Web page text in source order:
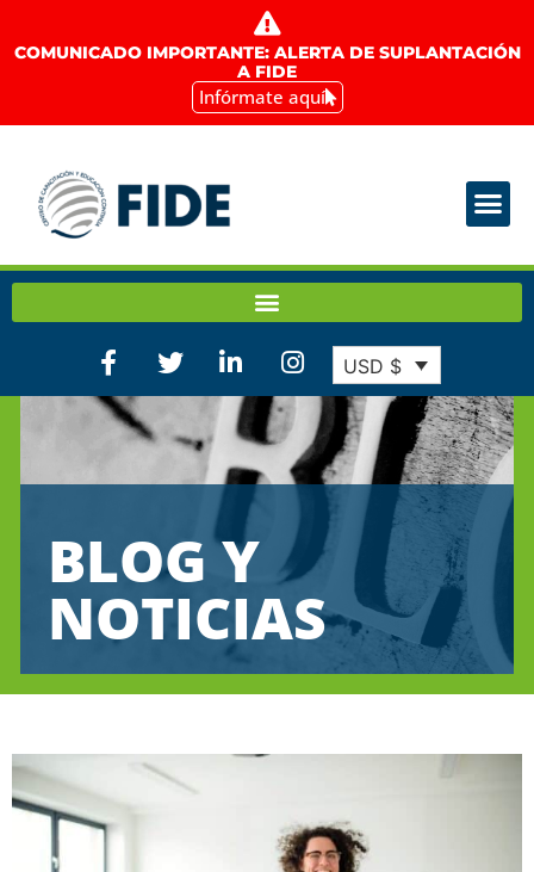
COMUNICADO IMPORTANTE: ALERTA DE SUPLANTACIÓN
A FIDE
Infórmate aquí
USD $
BLOG Y
NOTICIAS